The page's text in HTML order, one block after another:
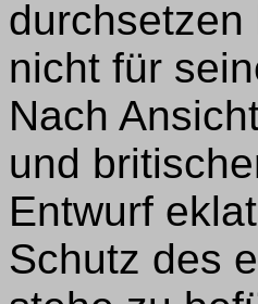
durchsetzen
nicht für
Nach
und
Entwurf
Schutz des